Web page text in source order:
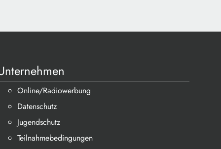
Online/Radiowerbung
Datenschutz
Jugendschutz
Teilnahmebedingungen